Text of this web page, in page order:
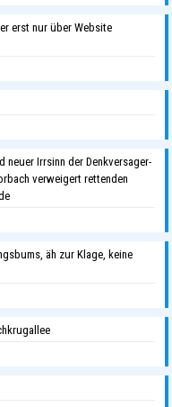
erst nur über Website
neuer Irrsinn der Denkversager-
verweigert rettenden
äh zur Klage, keine